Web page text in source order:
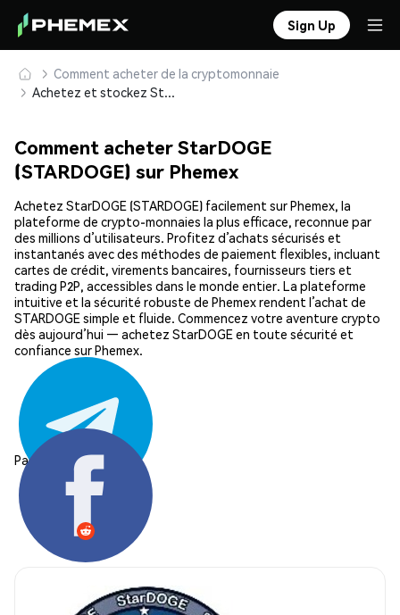
Sign Up
Comment acheter de la cryptomonnaie
Achetez et stockez StarDOGE (STARDOGE) en toute sécurité
Comment acheter StarDOGE
(STARDOGE) sur Phemex
Achetez StarDOGE (STARDOGE) facilement sur Phemex, la
plateforme de crypto-monnaies la plus efficace, reconnue par
des millions d’utilisateurs. Profitez d’achats sécurisés et
instantanés avec des méthodes de paiement flexibles, incluant
cartes de crédit, virements bancaires, fournisseurs tiers et
trading P2P, accessibles dans le monde entier. La plateforme
intuitive et la sécurité robuste de Phemex rendent l’achat de
STARDOGE simple et fluide. Commencez votre aventure crypto
dès aujourd’hui — achetez StarDOGE en toute sécurité et
confiance sur Phemex.
Partager: